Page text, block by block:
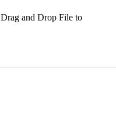
Drag and Drop File to